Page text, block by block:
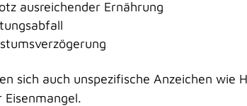
ausreichender Ernährung
sich auch unspezifische Anzeichen wie